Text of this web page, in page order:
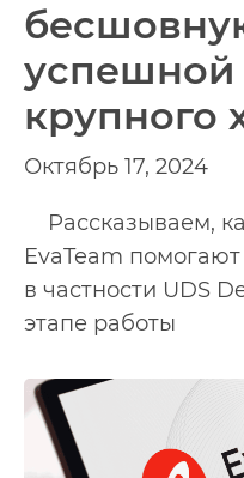
успешной
крупного
Октябрь 17, 2024
Рассказываем,
EvaTeam
в частности UDS
этапе работы